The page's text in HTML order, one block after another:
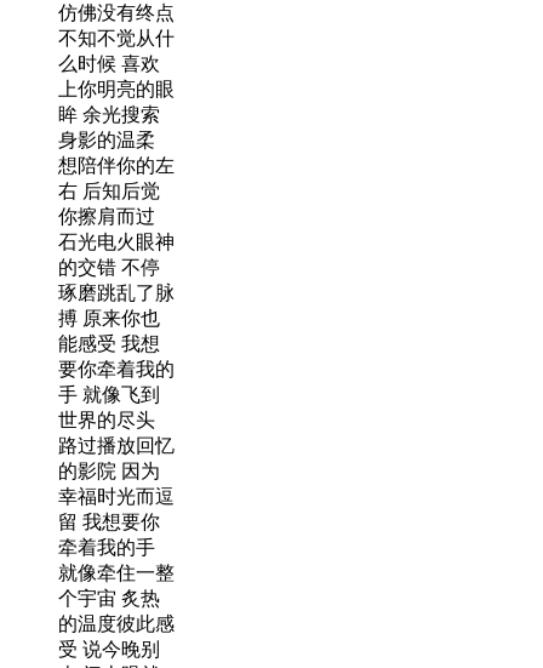
仿佛没有终点
不知不觉从什
么时候 喜欢
上你明亮的眼
眸 余光搜索
身影的温柔
想陪伴你的左
右 后知后觉
你擦肩而过
石光电火眼神
的交错 不停
琢磨跳乱了脉
搏 原来你也
能感受 我想
要你牵着我的
手 就像飞到
世界的尽头
路过播放回忆
的影院 因为
幸福时光而逗
留 我想要你
牵着我的手
就像牵住一整
个宇宙 炙热
的温度彼此感
受 说今晚别